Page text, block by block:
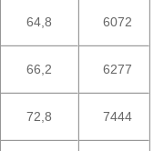
64,8 6072
66,2 6277
72,8 7444